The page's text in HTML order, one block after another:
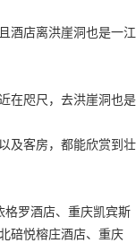
酒店离洪崖洞也是一江
在咫尺，去洪崖洞也是
及客房，都能欣赏到壮
罗酒店、重庆凯宾斯
碚悦榕庄酒店、重庆